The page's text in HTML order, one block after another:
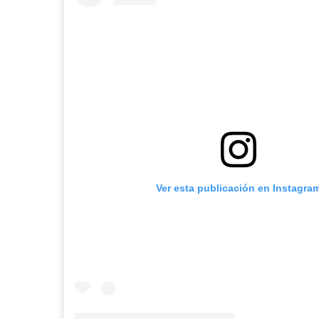
Ver esta publicación en